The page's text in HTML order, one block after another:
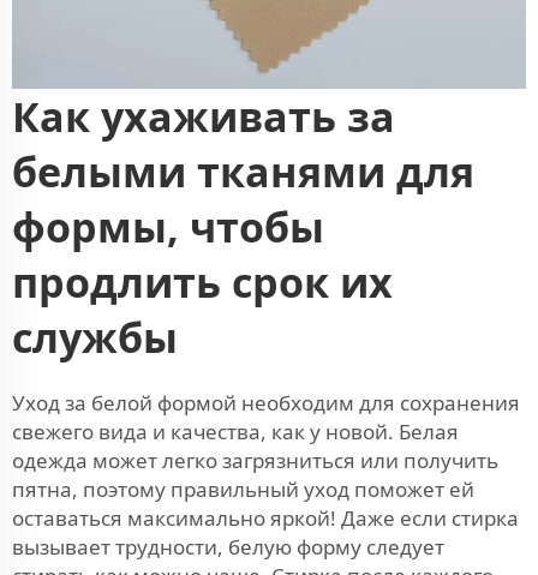
Как ухаживать за
белыми тканями для
формы, чтобы
продлить срок их
службы
Уход за белой формой необходим для сохранения
свежего вида и качества, как у новой. Белая
одежда может легко загрязниться или получить
пятна, поэтому правильный уход поможет ей
оставаться максимально яркой! Даже если стирка
вызывает трудности, белую форму следует